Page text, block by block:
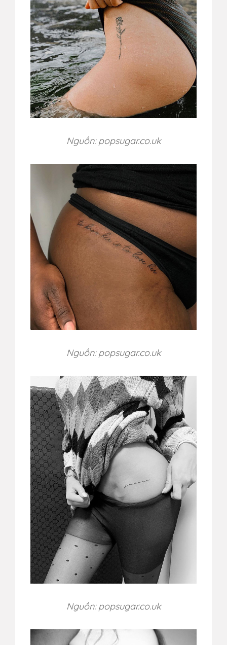
Nguồn: popsugar.co.uk
Nguồn: popsugar.co.uk
Nguồn: popsugar.co.uk